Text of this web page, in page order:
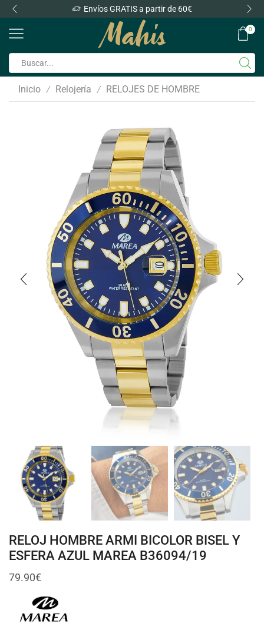
Envíos GRATIS a partir de 60€
0
Inicio / Relojería / RELOJES DE HOMBRE
RELOJ HOMBRE ARMI BICOLOR BISEL Y
ESFERA AZUL MAREA B36094/19
79.90€